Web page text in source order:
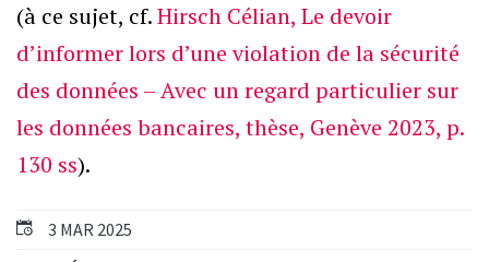
3 MAR 2025
(à ce sujet, cf.Hirsch Célian, Le devoir
d’informer lors d’une violation de la sécurité
des données – Avec un regard particulier sur
les données bancaires, thèse, Genève 2023, p.
130 ss).